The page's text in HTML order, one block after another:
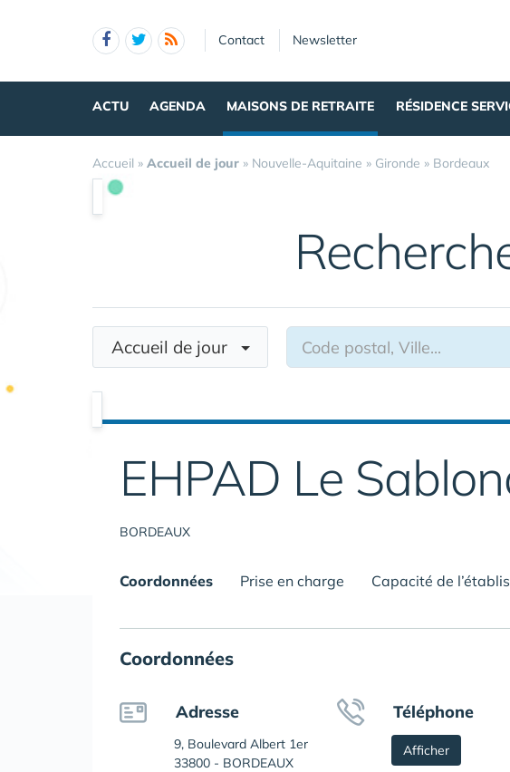
Contact Newsletter
ACTU AGENDA MAISONS DE RETRAITE RÉSIDENCE
Accueil » Accueil de jour » Nouvelle-Aquitaine » Gironde » Bordeaux
Accueil de jour
EHPAD Le
BORDEAUX
Coordonnées Prise en charge Capacité de
Coordonnées
Adresse
9, Boulevard Albert 1er
33800 - BORDEAUX
Téléphone
Afficher